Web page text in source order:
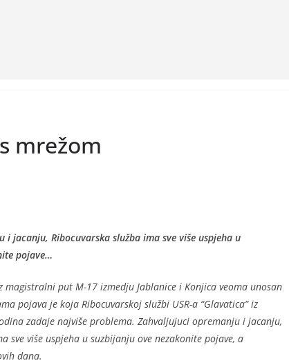
mrežom
i jacanju, Ribocuvarska služba ima sve više uspjeha u
pojave…
magistralni put M-17 izmedju Jablanice i Konjica veoma unosan
pojava je koja Ribocuvarskoj službi USR-a “Glavatica” iz
zadaje najviše problema. Zahvaljujuci opremanju i jacanju,
sve više uspjeha u suzbijanju ove nezakonite pojave, a
dana.